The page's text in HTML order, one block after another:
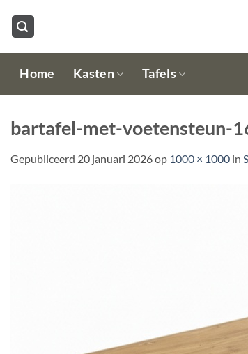
naar
Home Kasten Tafels
bartafel-met-voetensteun-
Gepubliceerd 20 januari 2026op 1000 × 1000 in